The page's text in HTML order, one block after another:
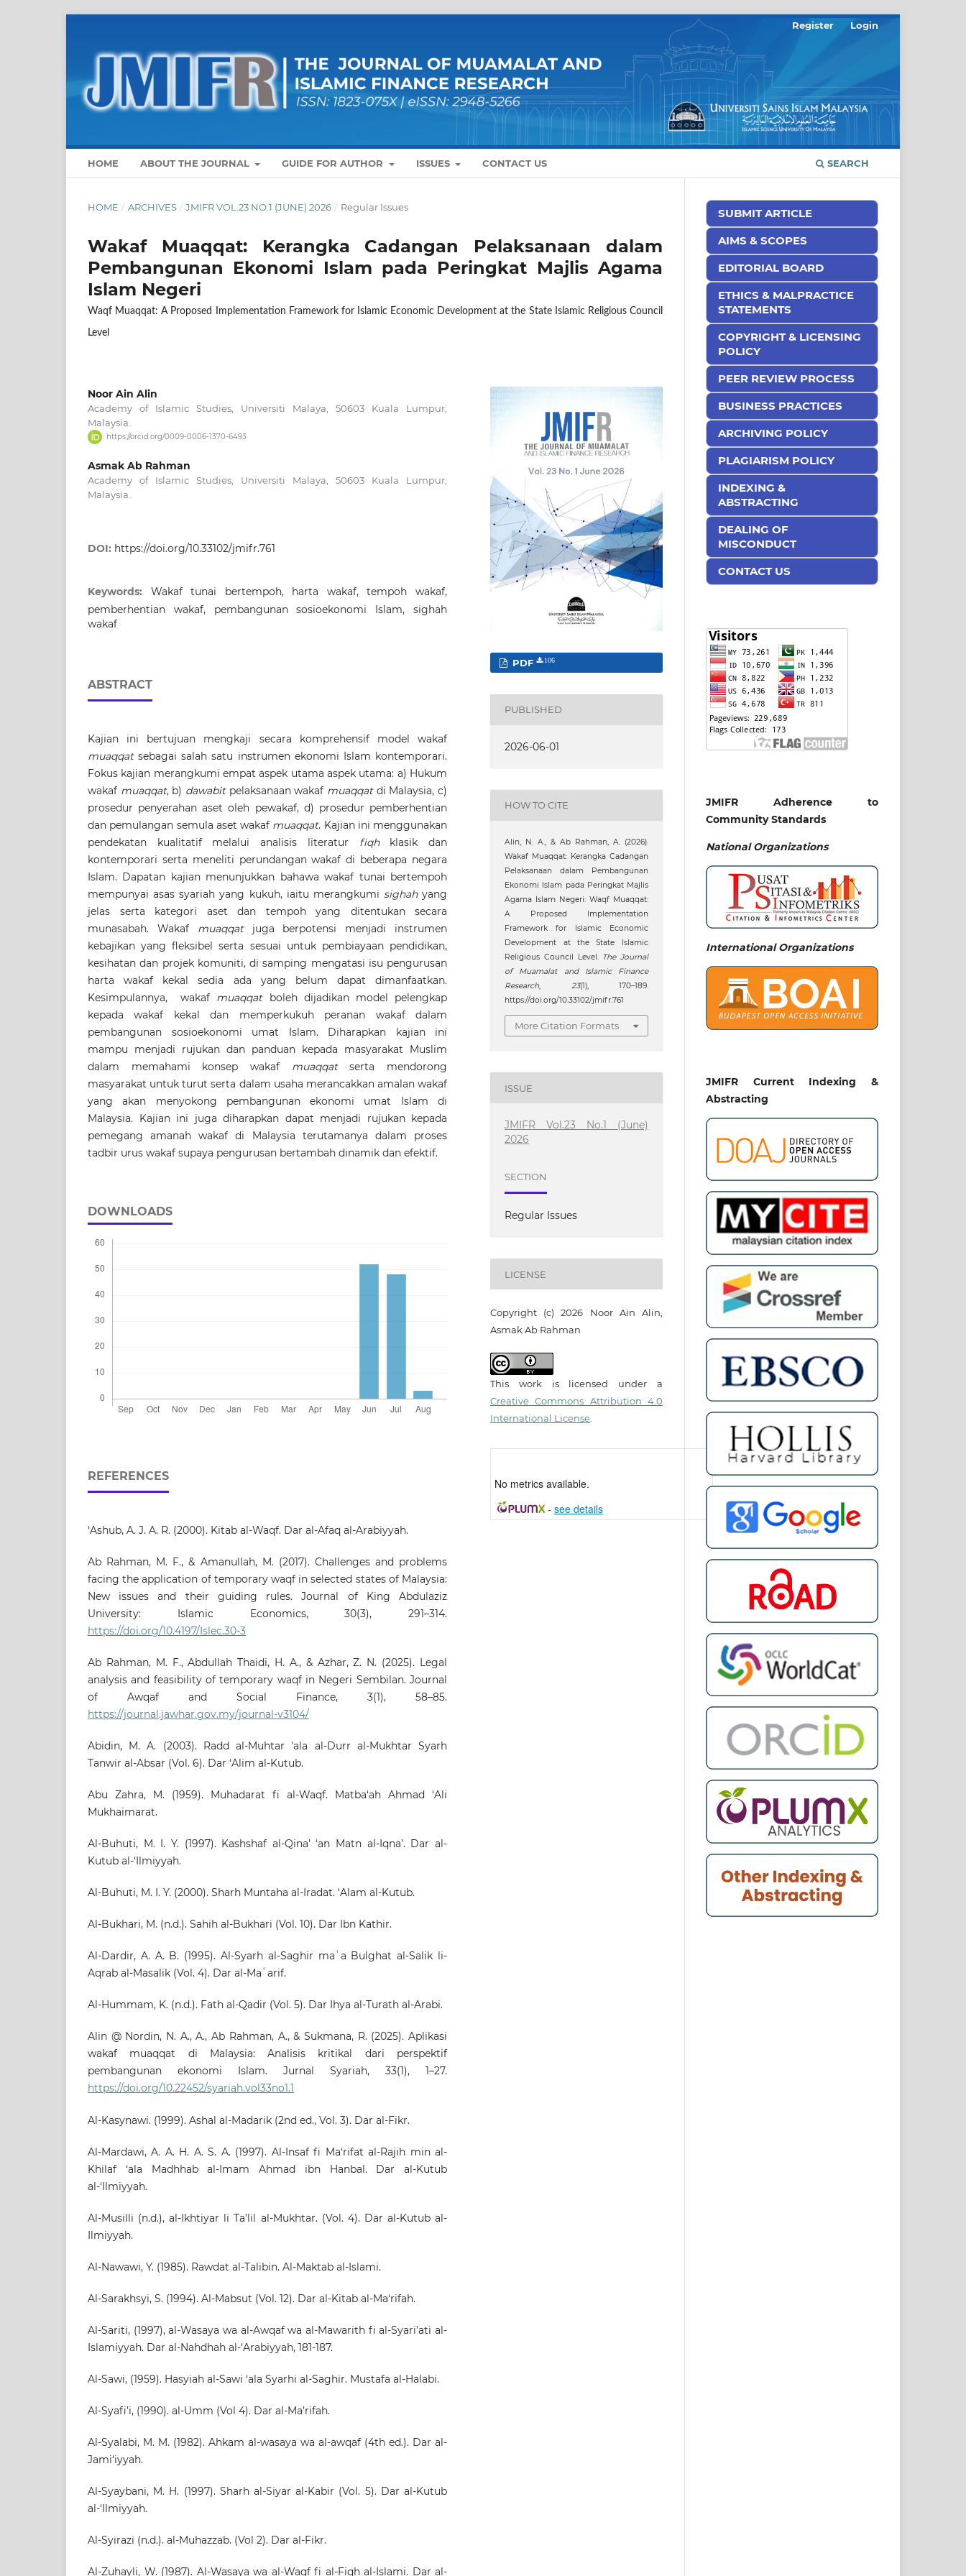
HOME ABOUT THE JOURNAL GUIDE FOR AUTHOR ISSUES CONTACT US SEARCH
Register Login
HOME / ARCHIVES / JMIFR VOL.23 NO.1 (JUNE) 2026 / Regular Issues
Wakaf Muaqqat: Kerangka Cadangan Pelaksanaan dalam
Pembangunan Ekonomi Islam pada Peringkat Majlis Agama
Islam Negeri
Waqf Muaqqat: A Proposed Implementation Framework for Islamic Economic Development at the State Islamic Religious Council
Level
Noor Ain Alin
Academy of Islamic Studies, Universiti Malaya, 50603 Kuala Lumpur,
Malaysia.
https://orcid.org/0009-0006-1370-6493
Asmak Ab Rahman
Academy of Islamic Studies, Universiti Malaya, 50603 Kuala Lumpur,
Malaysia.
DOI: https://doi.org/10.33102/jmifr.761
Keywords: Wakaf tunai bertempoh, harta wakaf, tempoh wakaf,
pemberhentian wakaf, pembangunan sosioekonomi Islam, sighah
wakaf
ABSTRACT
Kajian ini bertujuan mengkaji secara komprehensif model wakaf
muaqqatsebagai salah satu instrumen ekonomi Islam kontemporari.
Fokus kajian merangkumi empat aspek utama aspek utama: a) Hukum
wakaf muaqqat, b) dawabitpelaksanaan wakaf muaqqatdi Malaysia, c)
prosedur penyerahan aset oleh pewakaf, d) prosedur pemberhentian
dan pemulangan semula aset wakaf muaqqat. Kajian ini menggunakan
pendekatan kualitatif melalui analisis literatur fiqhklasik dan
kontemporari serta meneliti perundangan wakaf di beberapa negara
Islam. Dapatan kajian menunjukkan bahawa wakaf tunai bertempoh
mempunyai asas syariah yang kukuh, iaitu merangkumi sighahyang
jelas serta kategori aset dan tempoh yang ditentukan secara
munasabah. Wakaf muaqqatjuga berpotensi menjadi instrumen
kebajikan yang fleksibel serta sesuai untuk pembiayaan pendidikan,
kesihatan dan projek komuniti, di samping mengatasi isu pengurusan
harta wakaf kekal sedia ada yang belum dapat dimanfaatkan.
Kesimpulannya, wakaf muaqqatboleh dijadikan model pelengkap
kepada wakaf kekal dan memperkukuh peranan wakaf dalam
pembangunan sosioekonomi umat Islam. Diharapkan kajian ini
mampu menjadi rujukan dan panduan kepada masyarakat Muslim
dalam memahami konsep wakaf muaqqatserta mendorong
masyarakat untuk turut serta dalam usaha merancakkan amalan wakaf
yang akan menyokong pembangunan ekonomi umat Islam di
Malaysia. Kajian ini juga diharapkan dapat menjadi rujukan kepada
pemegang amanah wakaf di Malaysia terutamanya dalam proses
tadbir urus wakaf supaya pengurusan bertambah dinamik dan efektif.
DOWNLOADS
REFERENCES
‘Ashub, A. J. A. R. (2000). Kitab al-Waqf. Dar al-Afaq al-Arabiyyah.
Ab Rahman, M. F., & Amanullah, M. (2017). Challenges and problems
facing the application of temporary waqf in selected states of Malaysia:
New issues and their guiding rules. Journal of King Abdulaziz
University: Islamic Economics, 30(3), 291–314.
https://doi.org/10.4197/Islec.30-3
Ab Rahman, M. F., Abdullah Thaidi, H. A., & Azhar, Z. N. (2025). Legal
analysis and feasibility of temporary waqf in Negeri Sembilan. Journal
of Awqaf and Social Finance, 3(1), 58–85.
https://journal.jawhar.gov.my/journal-v3104/
Abidin, M. A. (2003). Radd al-Muhtar 'ala al-Durr al-Mukhtar Syarh
Tanwir al-Absar (Vol. 6). Dar ‘Alim al-Kutub.
Abu Zahra, M. (1959). Muhadarat fi al-Waqf. Matba‘ah Ahmad ‘Ali
Mukhaimarat.
Al-Buhuti, M. I. Y. (1997). Kashshaf al-Qina’ ‘an Matn al-Iqna’. Dar al-
Kutub al-‘Ilmiyyah.
Al-Buhuti, M. I. Y. (2000). Sharh Muntaha al-Iradat. ‘Alam al-Kutub.
Al-Bukhari, M. (n.d.). Sahih al-Bukhari (Vol. 10). Dar Ibn Kathir.
Al-Dardir, A. A. B. (1995). Al-Syarh al-Saghir maʿa Bulghat al-Salik li-
Aqrab al-Masalik (Vol. 4). Dar al-Maʿarif.
Al-Hummam, K. (n.d.). Fath al-Qadir (Vol. 5). Dar Ihya al-Turath al-Arabi.
Alin @ Nordin, N. A., A., Ab Rahman, A., & Sukmana, R. (2025). Aplikasi
wakaf muaqqat di Malaysia: Analisis kritikal dari perspektif
pembangunan ekonomi Islam. Jurnal Syariah, 33(1), 1–27.
https://doi.org/10.22452/syariah.vol33no1.1
Al-Kasynawi. (1999). Ashal al-Madarik (2nd ed., Vol. 3). Dar al-Fikr.
Al-Mardawi, A. A. H. A. S. A. (1997). Al-Insaf fi Ma‘rifat al-Rajih min al-
Khilaf ‘ala Madhhab al-Imam Ahmad ibn Hanbal. Dar al-Kutub
al-‘Ilmiyyah.
Al-Musilli (n.d.), al-Ikhtiyar li Ta’lil al-Mukhtar. (Vol. 4). Dar al-Kutub al-
Ilmiyyah.
Al-Nawawi, Y. (1985). Rawdat al-Talibin. Al-Maktab al-Islami.
Al-Sarakhsyi, S. (1994). Al-Mabsut (Vol. 12). Dar al-Kitab al-Ma‘rifah.
Al-Sariti, (1997), al-Wasaya wa al-Awqaf wa al-Mawarith fi al-Syari’ati al-
Islamiyyah. Dar al-Nahdhah al-‘Arabiyyah, 181-187.
Al-Sawi, (1959). Hasyiah al-Sawi ‘ala Syarhi al-Saghir. Mustafa al-Halabi.
Al-Syafi’i, (1990). al-Umm (Vol 4). Dar al-Ma’rifah.
Al-Syalabi, M. M. (1982). Ahkam al-wasaya wa al-awqaf (4th ed.). Dar al-
Jami‘iyyah.
Al-Syaybani, M. H. (1997). Sharh al-Siyar al-Kabir (Vol. 5). Dar al-Kutub
al-‘Ilmiyyah.
Al-Syirazi (n.d.). al-Muhazzab. (Vol 2). Dar al-Fikr.
Al-Zuhayli, W. (1987). Al-Wasaya wa al-Waqf fi al-Fiqh al-Islami. Dar al-
PDF 106
PUBLISHED
2026-06-01
HOW TO CITE
Alin, N. A., & Ab Rahman, A. (2026).
Wakaf Muaqqat: Kerangka Cadangan
Pelaksanaan dalam Pembangunan
Ekonomi Islam pada Peringkat Majlis
Agama Islam Negeri: Waqf Muaqqat:
A Proposed Implementation
Framework for Islamic Economic
Development at the State Islamic
Religious Council Level.
The Journal
of Muamalat and Islamic Finance
Research
23(1), 170–189.
https://doi.org/10.33102/jmifr.761
More Citation Formats
ISSUE
JMIFR Vol.23 No.1 (June)
2026
SECTION
Regular Issues
LICENSE
Copyright (c) 2026 Noor Ain Alin,
Asmak Ab Rahman
This work is licensed under a
Creative Commons Attribution 4.0
International License
No metrics available.
- see details
SUBMIT ARTICLE
AIMS & SCOPES
EDITORIAL BOARD
ETHICS & MALPRACTICE
STATEMENTS
COPYRIGHT & LICENSING
POLICY
PEER REVIEW PROCESS
BUSINESS PRACTICES
ARCHIVING POLICY
PLAGIARISM POLICY
INDEXING &
ABSTRACTING
DEALING OF
MISCONDUCT
CONTACT US
JMIFR Adherence to
Community Standards
National Organizations
International Organizations
JMIFR Current Indexing &
Abstracting